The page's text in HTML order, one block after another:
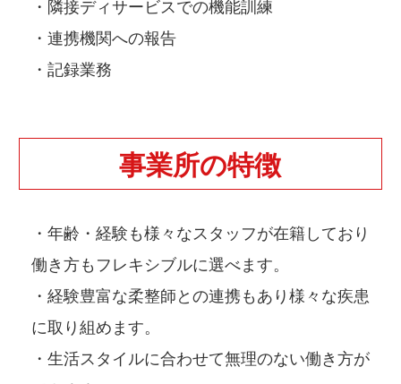
・隣接ディサービスでの機能訓練
・連携機関への報告
・記録業務
事業所の特徴
・年齢・経験も様々なスタッフが在籍しており
働き方もフレキシブルに選べます。
・経験豊富な柔整師との連携もあり様々な疾患
に取り組めます。
・生活スタイルに合わせて無理のない働き方が